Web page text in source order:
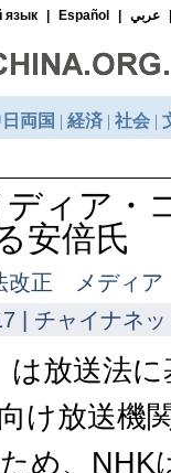
ィア・
安倍氏
改正 メディ
| チャイナネ
は放送法
け放送機
め、NHK